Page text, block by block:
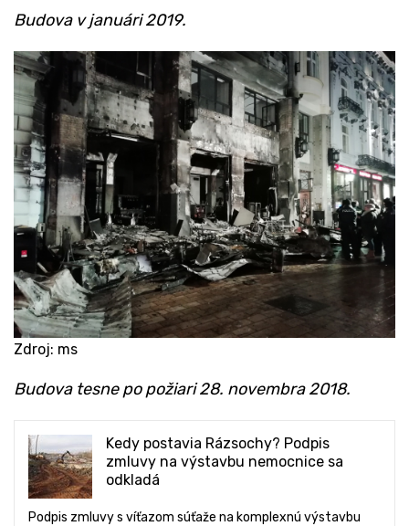
​Budova v januári 2019.
Zdroj: ms
​Budova tesne po požiari 28. novembra 2018.
Kedy postavia Rázsochy? Podpis
zmluvy na výstavbu nemocnice sa
odkladá
Podpis zmluvy s víťazom súťaže na komplexnú výstavbu